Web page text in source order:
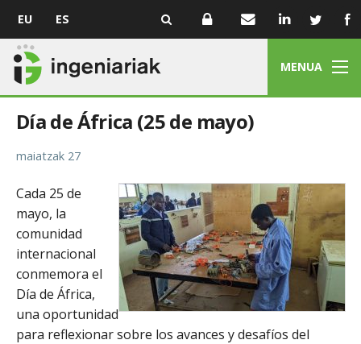
EU ES
MENUA
Día de África (25 de mayo)
maiatzak 27
Cada 25 de
mayo, la
comunidad
internacional
conmemora el
Día de África,
una oportunidad
para reflexionar sobre los avances y desafíos del